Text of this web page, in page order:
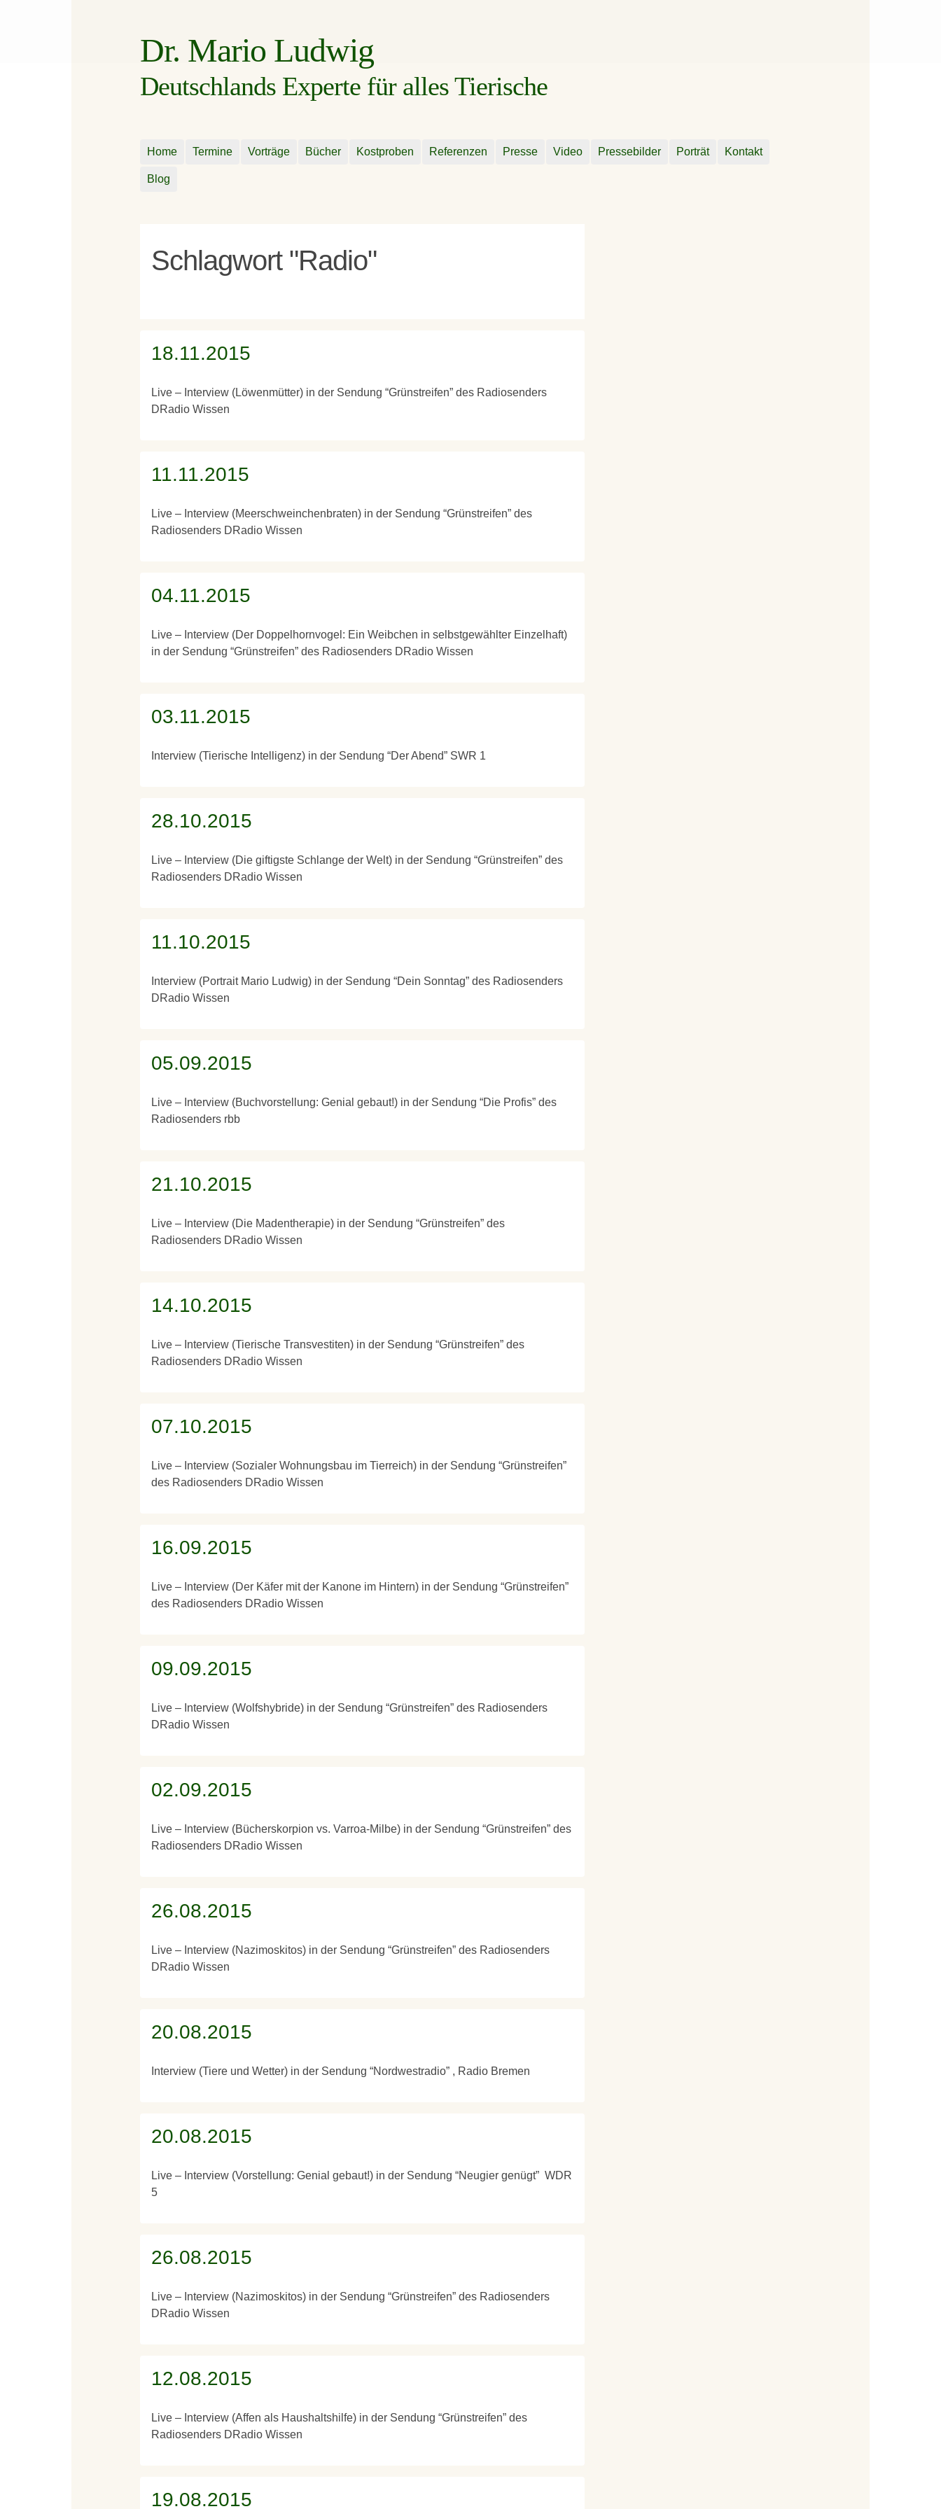
Dr. Mario Ludwig
Deutschlands Experte für alles Tierische
Home Termine Vorträge Bücher Kostproben Referenzen Presse Video Pressebilder Porträt Kontakt
Blog
Schlagwort "Radio"
18.11.2015
Live – Interview (Löwenmütter) in der Sendung “Grünstreifen” des Radiosenders
DRadio Wissen
11.11.2015
Live – Interview (Meerschweinchenbraten) in der Sendung “Grünstreifen” des
Radiosenders DRadio Wissen
04.11.2015
Live – Interview (Der Doppelhornvogel: Ein Weibchen in selbstgewählter Einzelhaft)
in der Sendung “Grünstreifen” des Radiosenders DRadio Wissen
03.11.2015
Interview (Tierische Intelligenz) in der Sendung “Der Abend” SWR 1
28.10.2015
Live – Interview (Die giftigste Schlange der Welt) in der Sendung “Grünstreifen” des
Radiosenders DRadio Wissen
11.10.2015
Interview (Portrait Mario Ludwig) in der Sendung “Dein Sonntag” des Radiosenders
DRadio Wissen
05.09.2015
Live – Interview (Buchvorstellung: Genial gebaut!) in der Sendung “Die Profis” des
Radiosenders rbb
21.10.2015
Live – Interview (Die Madentherapie) in der Sendung “Grünstreifen” des
Radiosenders DRadio Wissen
14.10.2015
Live – Interview (Tierische Transvestiten) in der Sendung “Grünstreifen” des
Radiosenders DRadio Wissen
07.10.2015
Live – Interview (Sozialer Wohnungsbau im Tierreich) in der Sendung “Grünstreifen”
des Radiosenders DRadio Wissen
16.09.2015
Live – Interview (Der Käfer mit der Kanone im Hintern) in der Sendung “Grünstreifen”
des Radiosenders DRadio Wissen
09.09.2015
Live – Interview (Wolfshybride) in der Sendung “Grünstreifen” des Radiosenders
DRadio Wissen
02.09.2015
Live – Interview (Bücherskorpion vs. Varroa-Milbe) in der Sendung “Grünstreifen” des
Radiosenders DRadio Wissen
26.08.2015
Live – Interview (Nazimoskitos) in der Sendung “Grünstreifen” des Radiosenders
DRadio Wissen
20.08.2015
Interview (Tiere und Wetter) in der Sendung “Nordwestradio” , Radio Bremen
20.08.2015
Live – Interview (Vorstellung: Genial gebaut!) in der Sendung “Neugier genügt” WDR
5
26.08.2015
Live – Interview (Nazimoskitos) in der Sendung “Grünstreifen” des Radiosenders
DRadio Wissen
12.08.2015
Live – Interview (Affen als Haushaltshilfe) in der Sendung “Grünstreifen” des
Radiosenders DRadio Wissen
19.08.2015